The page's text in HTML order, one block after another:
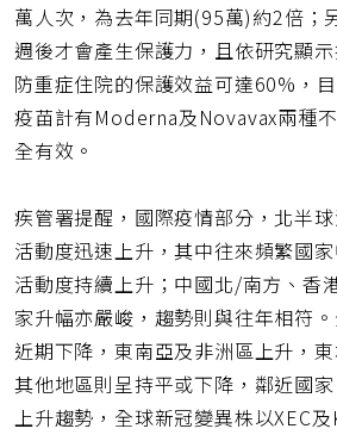
萬人次，為去年同期(95萬)約2倍；
週後才會產生保護力，且依研究顯
防重症住院的保護效益可達60%，
疫苗計有Moderna及Novavax兩種
全有效。
疾管署提醒，國際疫情部分，北半
活動度迅速上升，其中往來頻繁國
活動度持續上升；中國北/南方、香
家升幅亦嚴峻，趨勢則與往年相符
近期下降，東南亞及非洲區上升，
其他地區則呈持平或下降，鄰近國
上升趨勢，全球新冠變異株以XEC